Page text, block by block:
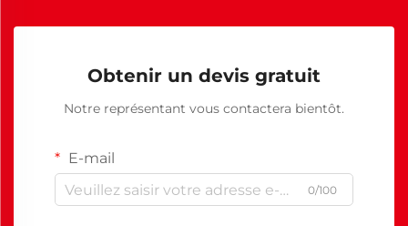
Obtenir un devis gratuit
Notre représentant vous contactera bientôt.
E-mail
0/100